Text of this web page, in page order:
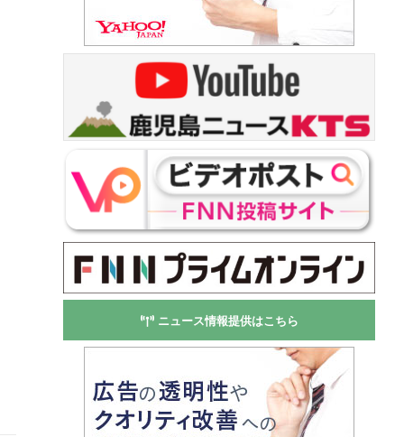
ニュース情報提供はこちら